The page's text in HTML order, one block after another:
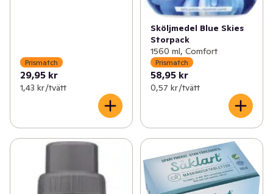
Prismatch
29,95 kr
1,43 kr /tvätt
Sköljmedel Blue Skies
Storpack
1560 ml, Comfort
Prismatch
58,95 kr
0,57 kr /tvätt